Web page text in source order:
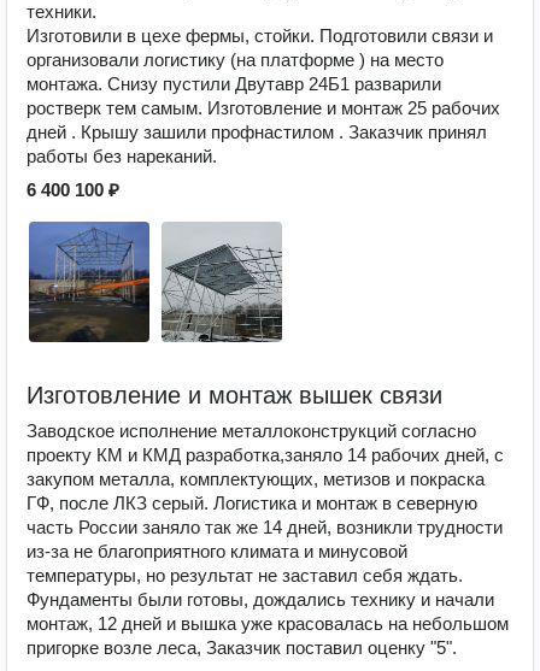
техники.
Изготовили в цехе фермы, стойки. Подготовили связи и
организовали логистику (на платформе ) на место
монтажа. Снизу пустили Двутавр 24Б1 разварили
ростверк тем самым. Изготовление и монтаж 25 рабочих
дней . Крышу зашили профнастилом . Заказчик принял
работы без нареканий.
6 400 100 ₽
Изготовление и монтаж вышек связи
Заводское исполнение металлоконструкций согласно
проекту КМ и КМД разработка,заняло 14 рабочих дней, с
закупом металла, комплектующих, метизов и покраска
ГФ, после ЛКЗ серый. Логистика и монтаж в северную
часть России заняло так же 14 дней, возникли трудности
из-за не благоприятного климата и минусовой
температуры, но результат не заставил себя ждать.
Фундаменты были готовы, дождались технику и начали
монтаж, 12 дней и вышка уже красовалась на небольшом
пригорке возле леса, Заказчик поставил оценку "5".